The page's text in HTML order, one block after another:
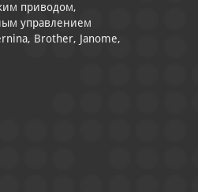
приводом,
управлением
Brother, Janome,